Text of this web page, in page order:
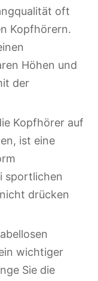
oft
Kopfhörern.
Höhen und
der
Kopfhörer auf
ist eine
sportlichen
drücken
wichtiger
Sie die